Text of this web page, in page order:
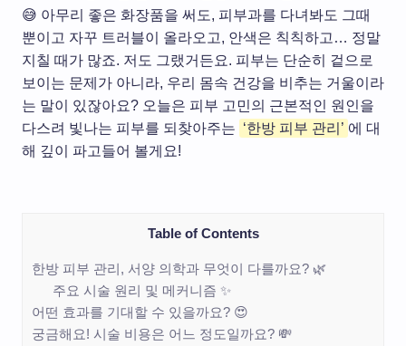
😅 아무리 좋은 화장품을 써도, 피부과를 다녀봐도 그때
뿐이고 자꾸 트러블이 올라오고, 안색은 칙칙하고… 정말
지칠 때가 많죠. 저도 그랬거든요. 피부는 단순히 겉으로
보이는 문제가 아니라, 우리 몸속 건강을 비추는 거울이라
는 말이 있잖아요? 오늘은 피부 고민의 근본적인 원인을
다스려 빛나는 피부를 되찾아주는 ‘한방 피부 관리’ 에 대
해 깊이 파고들어 볼게요!
Table of Contents
한방 피부 관리, 서양 의학과 무엇이 다를까요? 🌿
주요 시술 원리 및 메커니즘 ✨
어떤 효과를 기대할 수 있을까요? 😍
궁금해요! 시술 비용은 어느 정도일까요? 💸